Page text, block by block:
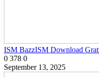
ISM BazzISM Download
0 378 0
September 13, 2025